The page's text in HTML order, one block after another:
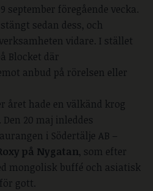
september föregående vecka.
sedan dess, och
vidare. I stället
Blocket där
anbud på rörelsen eller
året hade en välkänd krog
20 maj inleddes
i Södertälje AB –
på Nygatan, som efter
mongolisk buffé och asiatisk
gott.